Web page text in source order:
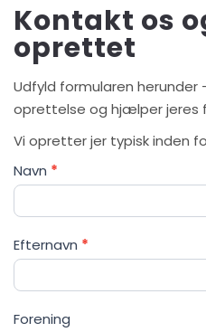
Kontakt os
oprettet
Udfyld formularen herunder
oprettelse og hjælper jeres
Vi opretter jer typisk inden
Køb
Navn *
Efternavn *
Forening